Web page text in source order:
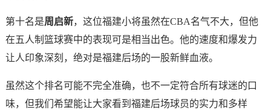
第十名是周启新，这位福建小将虽然在CBA名气不大，但他
在五人制篮球赛中的表现可是相当出色。他的速度和爆发力
让人印象深刻，绝对是福建后场的一股新鲜血液。
虽然这个排名可能不完全准确，也不一定符合所有球迷的口
味，但我们希望能让大家看到福建后场球员的实力和多样